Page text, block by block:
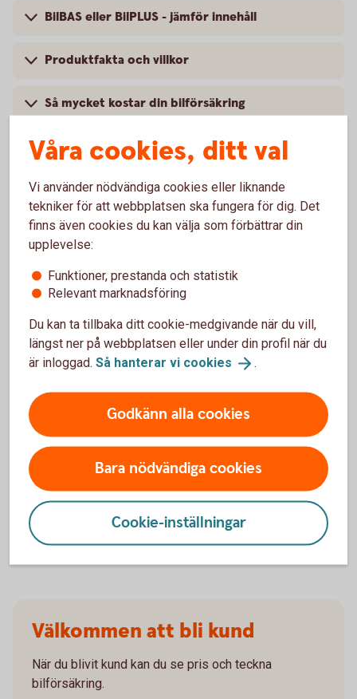
BilBAS eller BilPLUS - jämför innehåll
Produktfakta och villkor
Så mycket kostar din bilförsäkring
Vanliga frågor om att försäkra
Tesla
Trafik, hel och halv – vad är det för skillnad på
försäkringarna?
När slutar den tidigare ägarens försäkring att
gälla?
Om man övningskör och olyckan är framme,
täcker bilförsäkringen då?
Gäller bilförsäkringen utanför Sverige?
Täcker försäkringen viltolyckor?
Vilka bilar har en vagnskadegaranti?
Välkommen att bli kund
När du blivit kund kan du se pris och teckna
bilförsäkring.
Våra cookies, ditt val
Vi använder nödvändiga cookies eller liknande
tekniker för att webbplatsen ska fungera för dig. Det
finns även cookies du kan välja som förbättrar din
upplevelse:
Funktioner, prestanda och statistik
Relevant marknadsföring
Du kan ta tillbaka ditt cookie-medgivande när du vill,
längst ner på webbplatsen eller under din profil när du
är inloggad. Så hanterar vi cookies .
Godkänn alla cookies
Bara nödvändiga cookies
Cookie-inställningar